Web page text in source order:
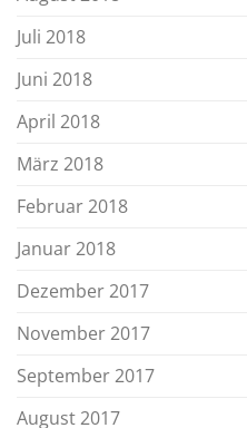
Juli 2018
Juni 2018
April 2018
März 2018
Februar 2018
Januar 2018
Dezember 2017
November 2017
September 2017
August 2017